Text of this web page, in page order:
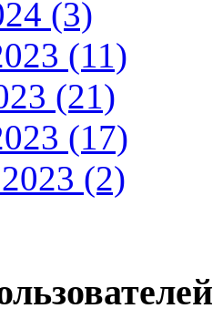
(3)
(11)
(21)
(17)
(2)